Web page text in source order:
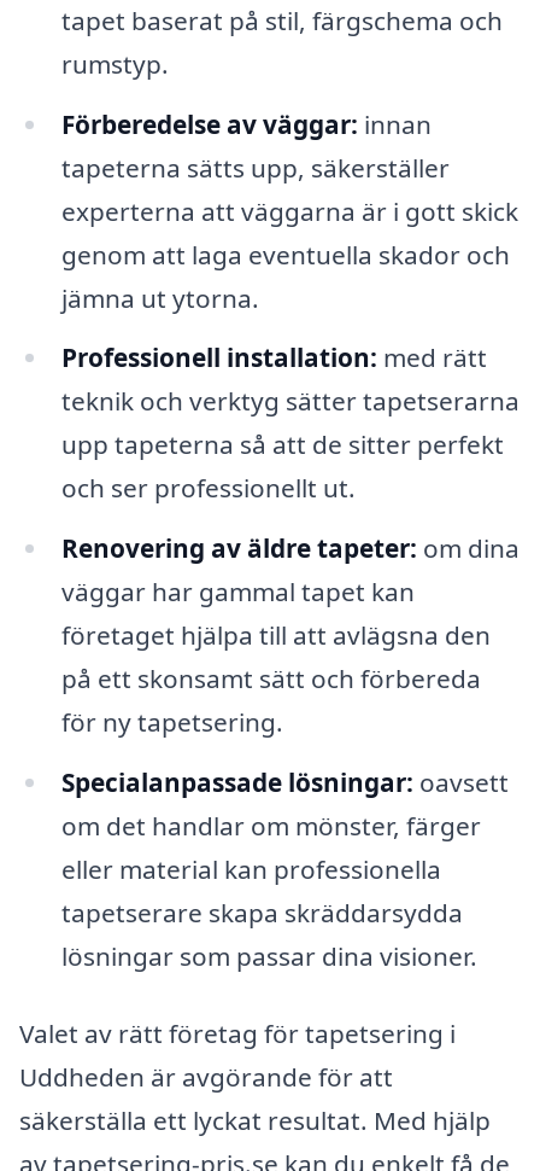
tapet baserat på stil, färgschema och
rumstyp.
Förberedelse av väggar: innan
tapeterna sätts upp, säkerställer
experterna att väggarna är i gott skick
genom att laga eventuella skador och
jämna ut ytorna.
Professionell installation: med rätt
teknik och verktyg sätter tapetserarna
upp tapeterna så att de sitter perfekt
och ser professionellt ut.
Renovering av äldre tapeter: om dina
väggar har gammal tapet kan
företaget hjälpa till att avlägsna den
på ett skonsamt sätt och förbereda
för ny tapetsering.
Specialanpassade lösningar: oavsett
om det handlar om mönster, färger
eller material kan professionella
tapetserare skapa skräddarsydda
lösningar som passar dina visioner.
Valet av rätt företag för tapetsering i
Uddheden är avgörande för att
säkerställa ett lyckat resultat. Med hjälp
av tapetsering-pris.se kan du enkelt få de